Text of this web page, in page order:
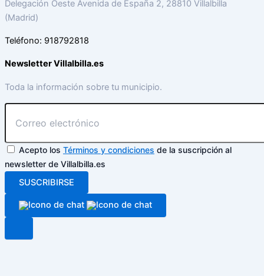
Delegación Oeste Avenida de España 2, 28810 Villalbilla
(Madrid)
Teléfono: 918792818
Newsletter Villalbilla.es
Toda la información sobre tu municipio.
Acepto los Términos y condiciones de la suscripción al
newsletter de Villalbilla.es
SUSCRIBIRSE